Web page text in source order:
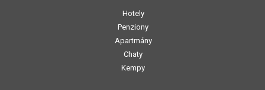
Hotely
Penziony
Apartmány
Chaty
Kempy